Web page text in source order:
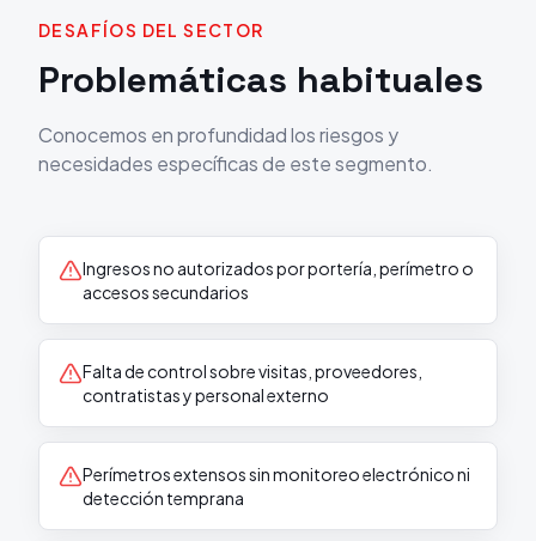
DESAFÍOS DEL SECTOR
Problemáticas habituales
Conocemos en profundidad los riesgos y
necesidades específicas de este segmento.
Ingresos no autorizados por portería, perímetro o
accesos secundarios
Falta de control sobre visitas, proveedores,
contratistas y personal externo
Perímetros extensos sin monitoreo electrónico ni
detección temprana